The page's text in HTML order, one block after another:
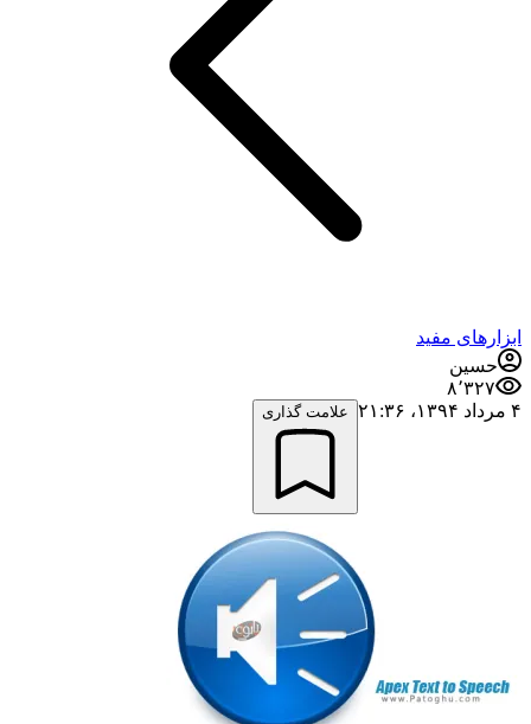
ابزارهای مفید
حسین
۸٬۳۲۷
۴ مرداد ۱۳۹۴،‏ ۲۱:۳۶
علامت گذاری